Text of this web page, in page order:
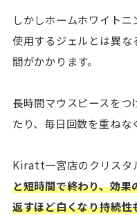
しかしホームホワイト
使用するジェルとは異
間がかかります。
長時間マウスピースを
たり、毎日回数を重ねな
Kiratt一宮店のクリスタ
と短時間で終わり、効
返すほど白くなり持続性